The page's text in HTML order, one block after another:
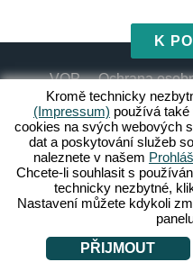
K
VOP Ochrana
Kromě technicky
(Impressum) používá
cookies na svých webových
dat a poskytování služeb
naleznete v našem
Chcete-li souhlasit s
technicky nezbytné,
Nastavení můžete kdykoli
PŘIJMOUT
Spravovat cookies